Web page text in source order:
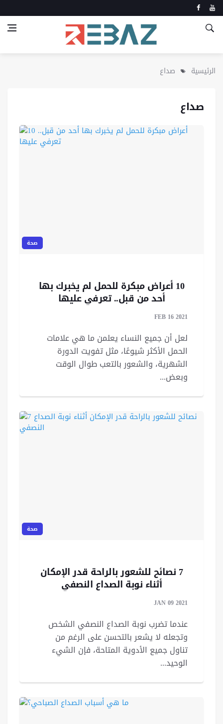
الرئيسية صداع
صداع
صحة
10 أعراض مبكرة للحمل لم يخبرك بها
أحد من قبل.. تعرفي عليها
FEB 16 2021
لعل أن جميع النساء يعلمن ما هي علامات
الحمل الأكثر شيوعًا، مثل تفويت الدورة
الشهرية، والشعور بالتعب طوال الوقت
وبعض...
صحة
7 نصائح للشعور بالراحة قدر الإمكان
أثناء نوبة الصداع النصفي
JAN 09 2021
عندما تضرب نوبة الصداع النصفي الشخص
وتجعله لا يشعر بالتحسن على الرغم من
تناول جميع الأدوية المتاحة، فإن الشيء
الوحيد...